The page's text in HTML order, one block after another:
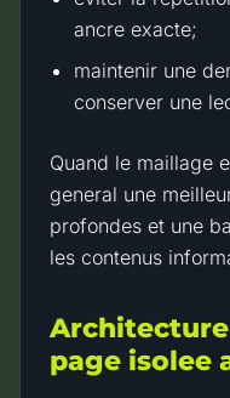
ancre exacte;
maintenir une
conserver une
Quand le maillage
general une
profondes et une
les contenus
page isolee